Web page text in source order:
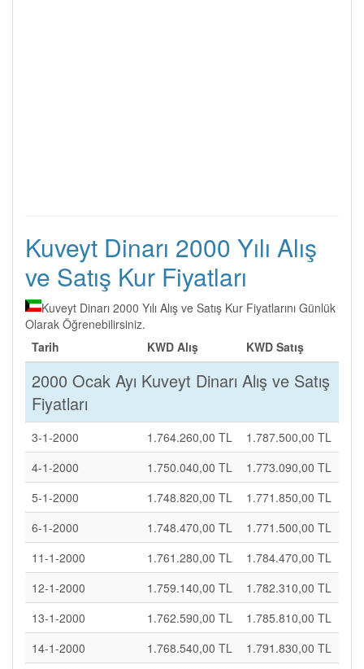
Kuveyt Dinarı 2000 Yılı Alış
ve Satış Kur Fiyatları
Kuveyt Dinarı 2000 Yılı Alış ve Satış Kur Fiyatlarını Günlük
Olarak Öğrenebilirsiniz.
Tarih
KWD Alış KWD Satış
2000 Ocak Ayı Kuveyt Dinarı Alış ve Satış
Fiyatları
3-1-2000 1.764.260,00 TL
1.787.500,00 TL
4-1-2000
1.750.040,00 TL
1.773.090,00 TL
5-1-2000
1.748.820,00 TL
1.771.850,00 TL
6-1-2000
1.748.470,00 TL
1.771.500,00 TL
11-1-2000
1.761.280,00 TL
1.784.470,00 TL
12-1-2000
1.759.140,00 TL
1.782.310,00 TL
13-1-2000
1.762.590,00 TL
1.785.810,00 TL
14-1-2000
1.768.540,00 TL
1.791.830,00 TL